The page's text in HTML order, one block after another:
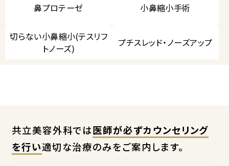
鼻プロテーゼ 小鼻縮小手術
切らない小鼻縮小(テスリフ
トノーズ)
プチスレッド・ノーズアップ
共立美容外科では医師が必ずカウンセリング
を行い適切な治療のみをご案内します。